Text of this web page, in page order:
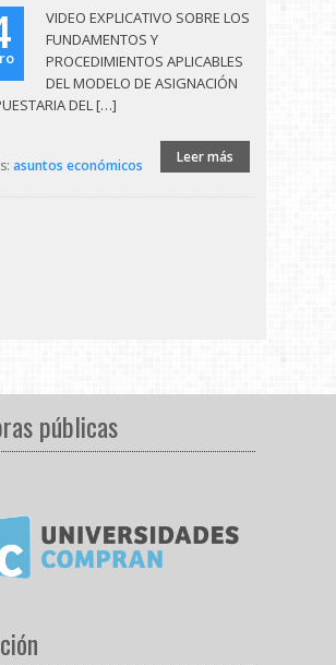
VIDEO EXPLICATIVO SOBRE LOS
FUNDAMENTOS Y
PROCEDIMIENTOS APLICABLES
DEL MODELO DE ASIGNACIÓN
DEL […]
Leer más
asuntos económicos
públicas